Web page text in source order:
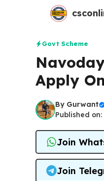
Govt Scheme
Apply
By Gurwant
Published
Join
Join